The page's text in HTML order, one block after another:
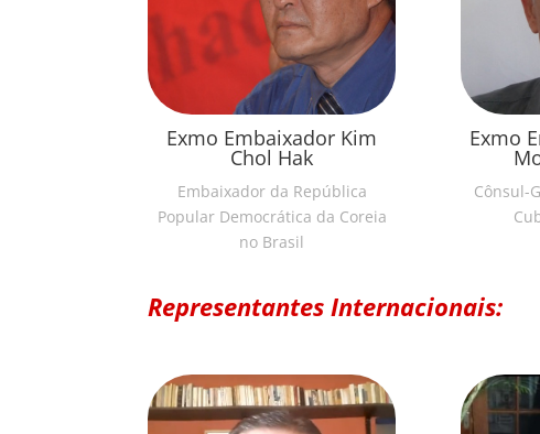
Exmo Embaixador Kim
Chol Hak
Embaixador da República
Popular Democrática da Coreia
no Brasil
Exmo
Cônsul-
Representantes Internacionais: